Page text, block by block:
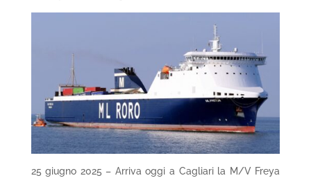
25 giugno 2025 – Arriva oggi a Cagliari la M/V Freya